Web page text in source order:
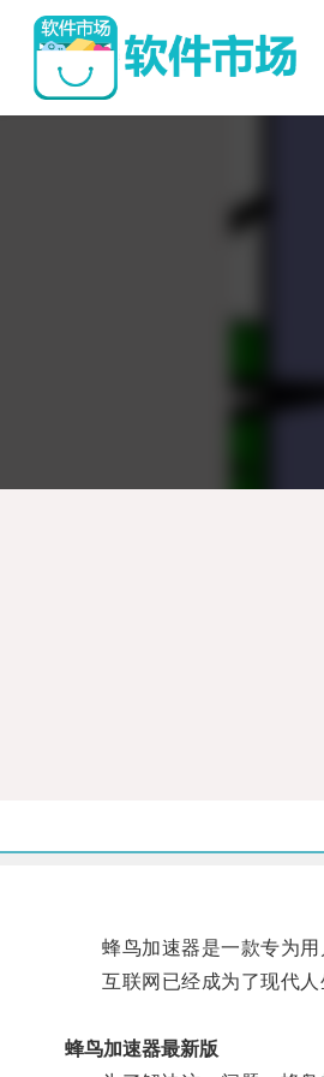
蜂鸟加速器是一款专为用
互联网已经成为了现代人
蜂鸟加速器最新版